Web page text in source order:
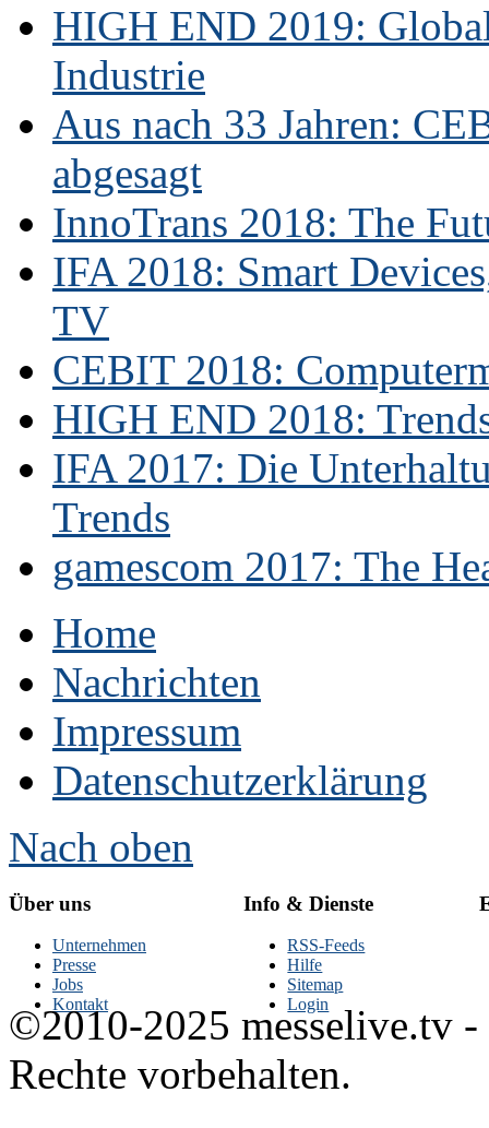
HIGH END 2019:
Industrie
Aus nach 33 Jahren:
abgesagt
InnoTrans 2018: The
IFA 2018: Smart
TV
CEBIT 2018:
HIGH END 2018:
IFA 2017: Die
Trends
gamescom 2017: The
Home
Nachrichten
Impressum
Datenschutzerklärung
Nach oben
Über uns
Unternehmen
Presse
Jobs
Kontakt
Info & Dienste
RSS-Feeds
Hilfe
Sitemap
Login
©2010-2025 messelive.tv -
Rechte vorbehalten.